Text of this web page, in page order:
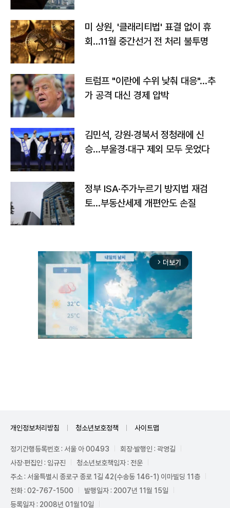
미 상원, '클래리티법' 표결 없이 휴
회…11월 중간선거 전 처리 불투명
트럼프 "이란에 수위 낮춰 대응"…추
가 공격 대신 경제 압박
김민석, 강원·경북서 정청래에 신
승…부울경·대구 제외 모두 웃었다
정부 ISA·주가누르기 방지법 재검
토…부동산세제 개편안도 손질
arrow_forward_ios 더보기
개인정보처리방침 청소년보호정책 사이트맵
정기간행등록번호 : 서울 아 00493
회장·발행인 : 곽영길
사장·편집인 : 임규진
청소년보호책임자 : 전운
주소 : 서울특별시 종로구 종로 1길 42(수송동 146-1) 이마빌딩 11층
전화 : 02-767-1500
발행일자 : 2007년 11월 15일
등록일자 : 2008년 01월10일